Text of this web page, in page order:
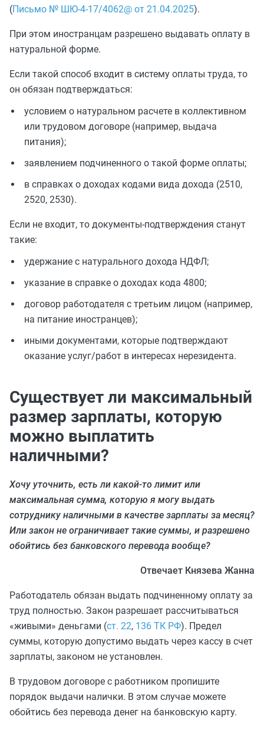
(Письмо № ШЮ-4-17/4062@ от 21.04.2025).
При этом иностранцам разрешено выдавать оплату в
натуральной форме.
Если такой способ входит в систему оплаты труда, то
он обязан подтверждаться:
условием о натуральном расчете в коллективном
или трудовом договоре (например, выдача
питания);
заявлением подчиненного о такой форме оплаты;
в справках о доходах кодами вида дохода (2510,
2520, 2530).
Если не входит, то документы-подтверждения станут
такие:
удержание с натурального дохода НДФЛ;
указание в справке о доходах кода 4800;
договор работодателя с третьим лицом (например,
на питание иностранцев);
иными документами, которые подтверждают
оказание услуг/работ в интересах нерезидента.
Существует ли максимальный
размер зарплаты, которую
можно выплатить
наличными?
Хочу уточнить, есть ли какой-то лимит или
максимальная сумма, которую я могу выдать
сотруднику наличными в качестве зарплаты за месяц?
Или закон не ограничивает такие суммы, и разрешено
обойтись без банковского перевода вообще?
Отвечает Князева Жанна
Работодатель обязан выдать подчиненному оплату за
труд полностью. Закон разрешает рассчитываться
«живыми» деньгами (ст. 22, 136 ТК РФ). Предел
суммы, которую допустимо выдать через кассу в счет
зарплаты, законом не установлен.
В трудовом договоре с работником пропишите
порядок выдачи налички. В этом случае можете
обойтись без перевода денег на банковскую карту.